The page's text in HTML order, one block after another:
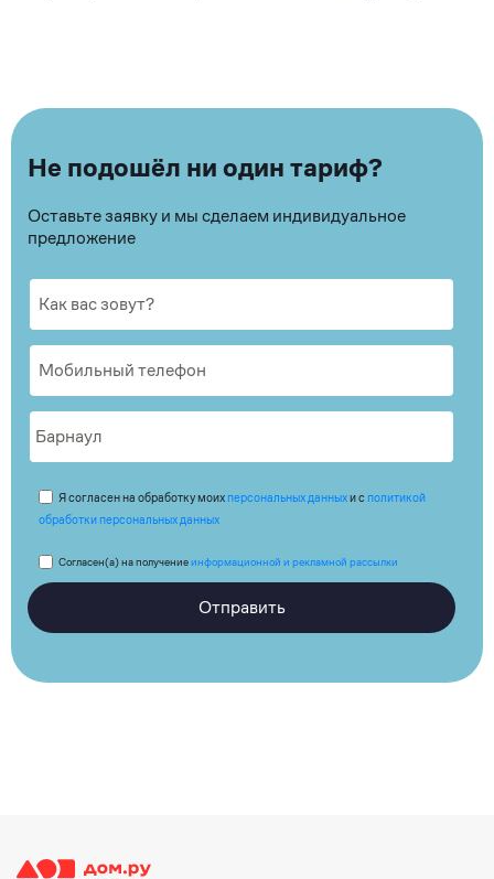
Не подошёл ни один тариф?
Оставьте заявку и мы сделаем индивидуальное
предложение
Я согласен на обработку моих персональных данныхи с политикой
обработки персональных данных
Согласен(а) на получениеинформационной и рекламной рассылки
Отправить